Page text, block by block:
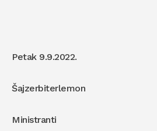
Petak 9.9.2022.
Šajzerbiterlemon
Ministranti